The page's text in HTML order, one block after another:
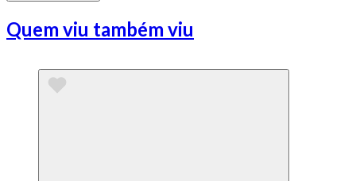
Quem viu também viu